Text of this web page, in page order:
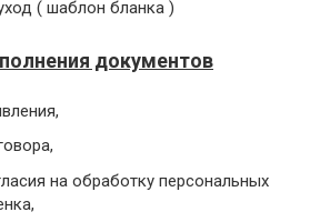
( шаблон бланка )
документов
на обработку персональных